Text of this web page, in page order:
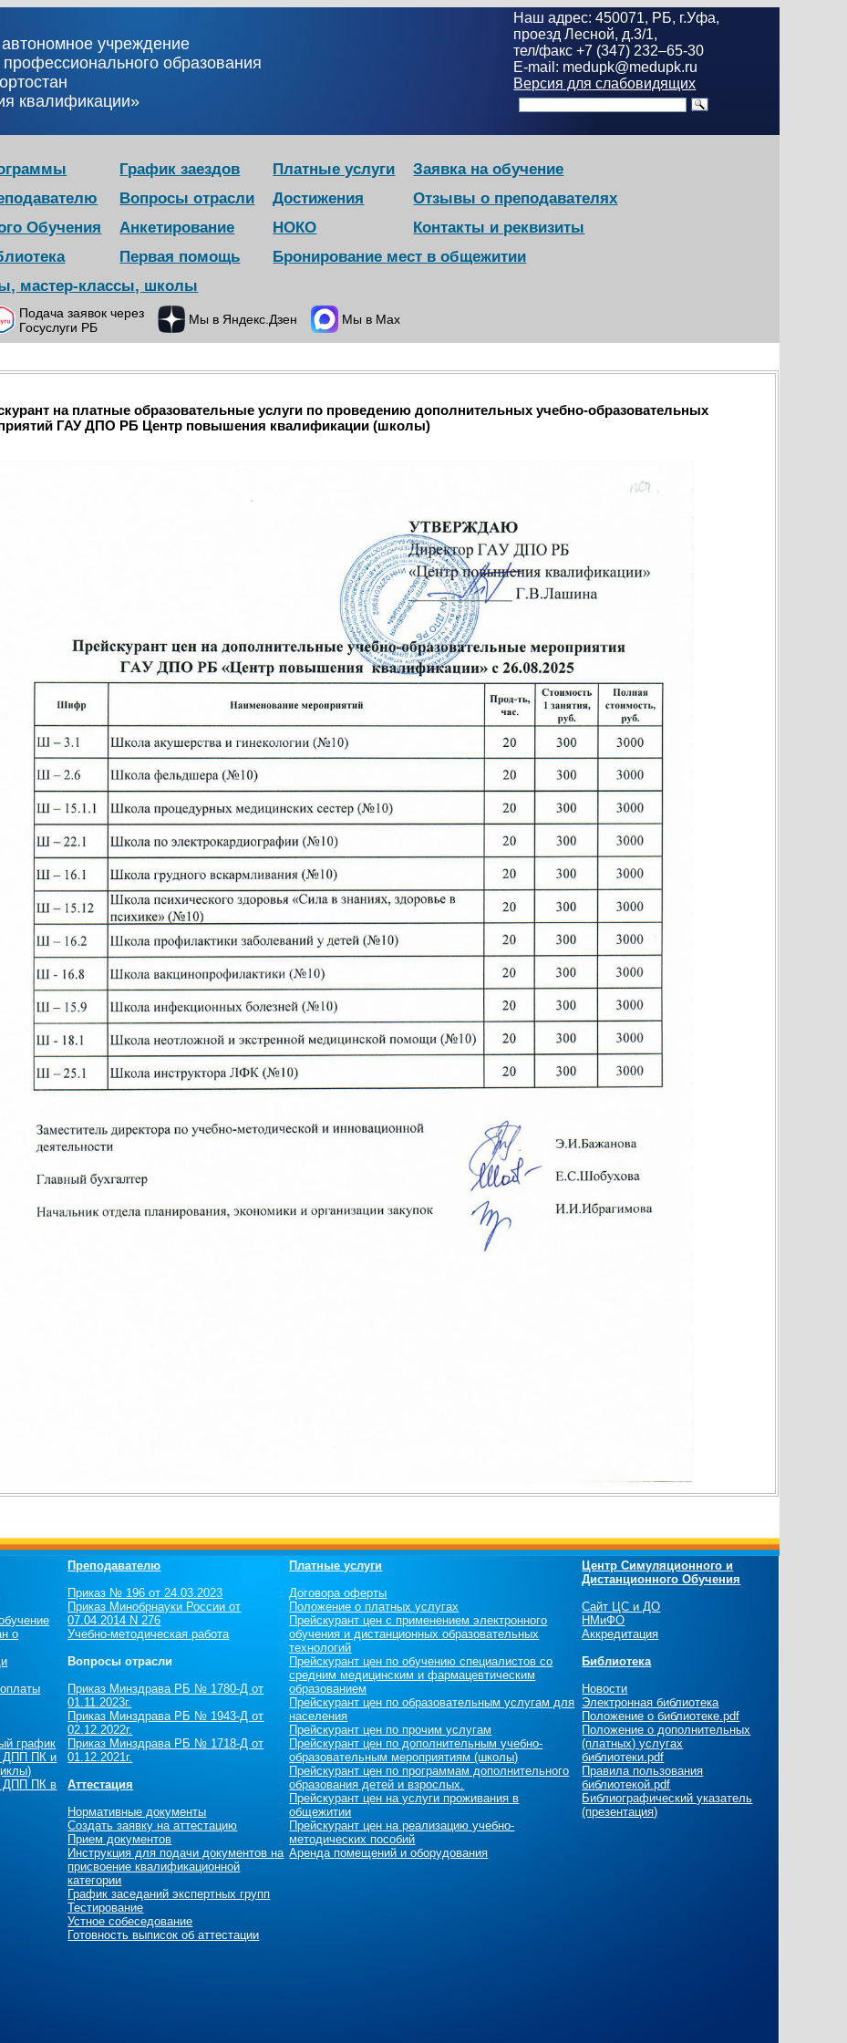
учреждение
образования
квалификации»
Наш адрес: 450071, РБ, г.Уфа,
проезд Лесной, д.3/1,
тел/факс +7 (347) 232–65-30
E-mail: medupk@medupk.ru
Версия для слабовидящих
График заездов Платные услуги
Заявка на обучение
Вопросы отрасли Достижения
Отзывы о преподавателях
Обучения
Анкетирование НОКО
Контакты и реквизиты
Первая помощь
Бронирование мест в общежитии
мастер-классы, школы
Подача заявок через
Госуслуги РБ
Мы в Яндекс.Дзен Мы в Max
на платные образовательные услуги по проведению дополнительных учебно-образовательных
ГАУ ДПО РБ Центр повышения квалификации (школы)
о
график
ДПП ПК и
ДПП ПК в
Преподавателю
Приказ № 196 от 24.03.2023
Приказ Минобрнауки России от
07.04.2014 N 276
Учебно-методическая работа
Вопросы отрасли
Приказ Минздрава РБ № 1780-Д от
01.11.2023г.
Приказ Минздрава РБ № 1943-Д от
02.12.2022г.
Приказ Минздрава РБ № 1718-Д от
01.12.2021г.
Аттестация
Нормативные документы
Создать заявку на аттестацию
Прием документов
Инструкция для подачи документов на
присвоение квалификационной
категории
График заседаний экспертных групп
Тестирование
Устное собеседование
Готовность выписок об аттестации
Платные услуги
Договора оферты
Положение о платных услугах
Прейскурант цен c применением электронного
обучения и дистанционных образовательных
технологий
Прейскурант цен по обучению специалистов со
средним медицинским и фармацевтическим
образованием
Прейскурант цен по образовательным услугам для
населения
Прейскурант цен по прочим услугам
Прейскурант цен по дополнительным учебно-
образовательным мероприятиям (школы)
Прейскурант цен по программам дополнительного
образования детей и взрослых.
Прейскурант цен на услуги проживания в
общежитии
Прейскурант цен на реализацию учебно-
методических пособий
Аренда помещений и оборудования
Центр Симуляционного и
Дистанционного Обучения
Сайт ЦС и ДО
НМиФО
Аккредитация
Библиотека
Новости
Электронная библиотека
Положение о библиотеке.pdf
Положение о дополнительных
(платных) услугах
библиотеки.pdf
Правила пользования
библиотекой.pdf
Библиографический указатель
(презентация)